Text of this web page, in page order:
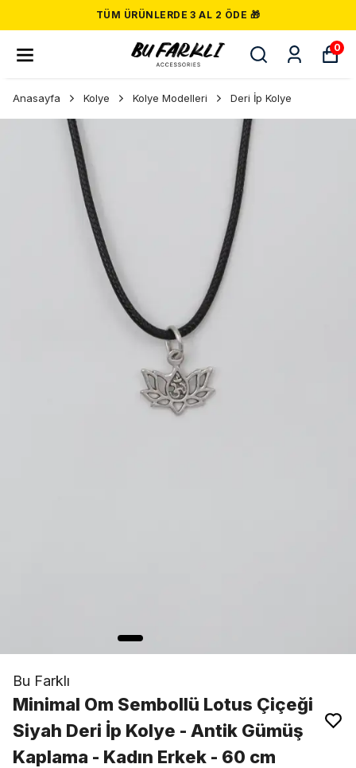
TÜM ÜRÜNLERDE 3 AL 2 ÖDE 🎁
0
Anasayfa Kolye Kolye Modelleri Deri İp Kolye
Bu Farklı
Minimal Om Sembollü Lotus Çiçeği
Siyah Deri İp Kolye - Antik Gümüş
Kaplama - Kadın Erkek - 60 cm